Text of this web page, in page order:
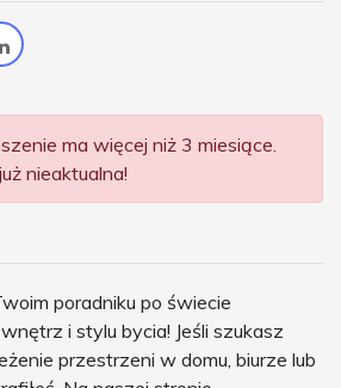
ma więcej niż 3 miesiące.
nieaktualna!
poradniku po świecie
i stylu bycia! Jeśli szukasz
przestrzeni w domu, biurze lub